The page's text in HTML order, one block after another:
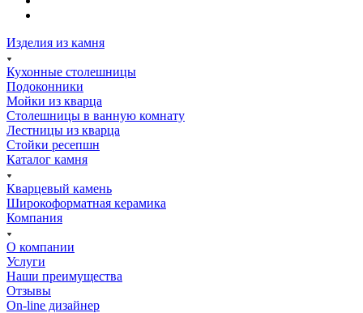
Изделия из камня
Кухонные столешницы
Подоконники
Мойки из кварца
Столешницы в ванную комнату
Лестницы из кварца
Стойки ресепшн
Каталог камня
Кварцевый камень
Широкоформатная керамика
Компания
О компании
Услуги
Наши преимущества
Отзывы
On-line дизайнер